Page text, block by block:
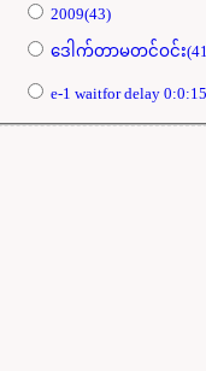
2009(43)
ဒေါက်တာမတင်ဝင်း
e-1 waitfor delay